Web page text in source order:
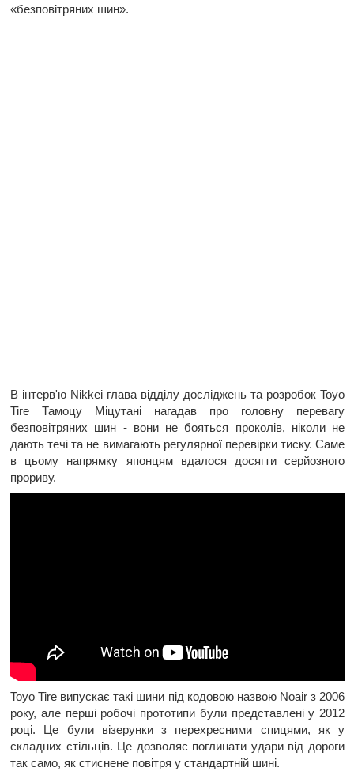
«безповітряних шин».
В інтерв'ю Nikkei глава відділу досліджень та розробок Toyo
Tire Тамоцу Міцутані нагадав про головну перевагу
безповітряних шин - вони не бояться проколів, ніколи не
дають течі та не вимагають регулярної перевірки тиску. Саме
в цьому напрямку японцям вдалося досягти серйозного
прориву.
Toyo Tire випускає такі шини під кодовою назвою Noair з 2006
року, але перші робочі прототипи були представлені у 2012
році. Це були візерунки з перехресними спицями, як у
складних стільців. Це дозволяє поглинати удари від дороги
так само, як стиснене повітря у стандартній шині.